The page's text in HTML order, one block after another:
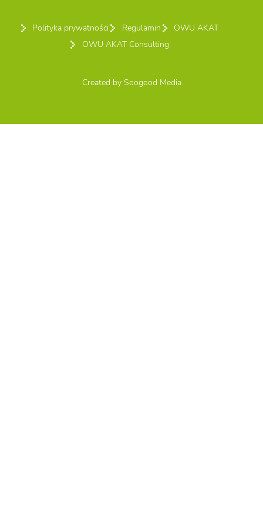
Polityka prywatności Regulamin
OWU AKAT
OWU AKAT Consulting
Created by Soogood Media